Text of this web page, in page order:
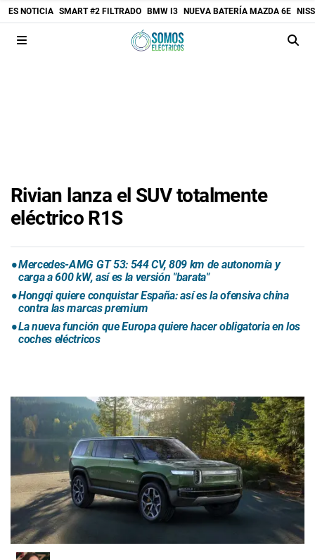
ES NOTICIA SMART #2 FILTRADO BMW I3 NUEVA BATERÍA MAZDA 6E
Rivian lanza el SUV totalmente
eléctrico R1S
Mercedes-AMG GT 53: 544 CV, 809 km de autonomía y
carga a 600 kW, así es la versión "barata"
Hongqi quiere conquistar España: así es la ofensiva china
contra las marcas premium
La nueva función que Europa quiere hacer obligatoria en los
coches eléctricos